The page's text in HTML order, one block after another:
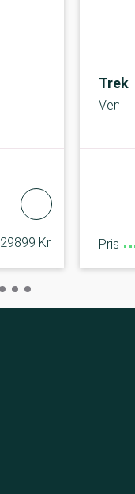
29899 Kr.
Trek
Pris